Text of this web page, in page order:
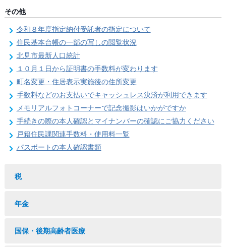
その他
令和８年度指定納付受託者の指定について
住民基本台帳の一部の写しの閲覧状況
北見市最新人口統計
１０月１日から証明書の手数料が変わります
町名変更・住居表示実施後の住所変更
手数料などのお支払いでキャッシュレス決済が利用できます
メモリアルフォトコーナーで記念撮影はいかがですか
手続きの際の本人確認とマイナンバーの確認にご協力ください
戸籍住民課関連手数料・使用料一覧
パスポートの本人確認書類
税
年金
国保・後期高齢者医療